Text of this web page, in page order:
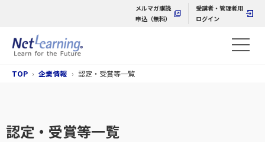
メルマガ購読
申込（無料）
受講者・管理者用
ログイン
TOP 企業情報 認定・受賞等一覧
認定・受賞等一覧